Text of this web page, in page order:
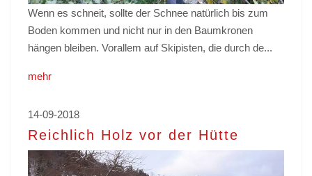
Wenn es schneit, sollte der Schnee natürlich bis zum
Boden kommen und nicht nur in den Baumkronen
hängen bleiben. Vorallem auf Skipisten, die durch de...
mehr
14-09-2018
Reichlich Holz vor der Hütte